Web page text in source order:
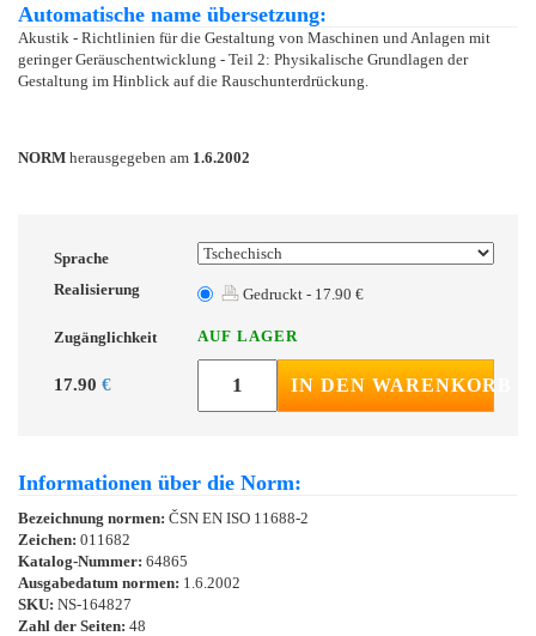
Automatische name übersetzung:
Akustik - Richtlinien für die Gestaltung von Maschinen und Anlagen mit
geringer Geräuschentwicklung - Teil 2: Physikalische Grundlagen der
Gestaltung im Hinblick auf die Rauschunterdrückung.
NORM herausgegeben am 1.6.2002
Sprache
Realisierung
Gedruckt - 17.90 €
Zugänglichkeit AUF LAGER
17.90 € IN DEN WARENKORB
Informationen über die Norm:
Bezeichnung normen: ČSN EN ISO 11688-2
Zeichen: 011682
Katalog-Nummer: 64865
Ausgabedatum normen: 1.6.2002
SKU: NS-164827
Zahl der Seiten: 48